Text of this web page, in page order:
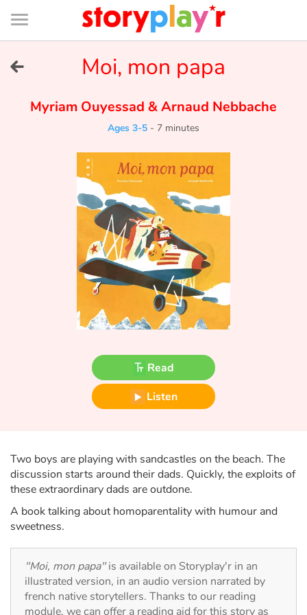
Connexion
Bibliothèque
de
page
Tales and classics in french
Fable, myth, literature and poetry
Ogres, monsters and witches
The animals
Travel, epic, investigation, adventure
Around the world
Learning
Moi, mon papa
Myriam Ouyessad &Arnaud Nebbache
Ages 3-5 - 7 minutes
Read
Listen
Two boys are playing with sandcastles on the beach. The
discussion starts around their dads. Quickly, the exploits of
these extraordinary dads are outdone.
A book talking about homoparentality with humour and
sweetness.
"Moi, mon papa"is available on Storyplay'r in an
illustrated version, in an audio version narrated by
french native storytellers. Thanks to our reading
module, we can offer a reading aid for this story as